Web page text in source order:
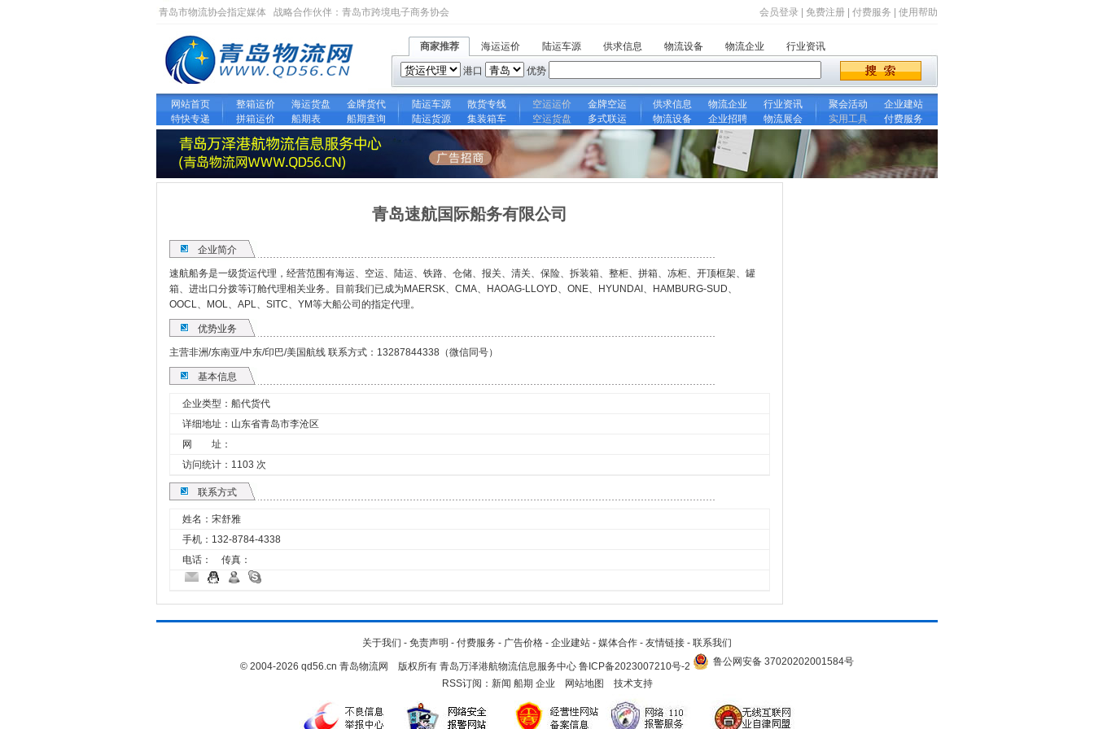
青岛市物流协会指定媒体 战略合作伙伴： 青岛市跨境电子商务协会 会员登录 免费注册 付费服务 使用帮助
商家推荐 海运运价 陆运车源 供求信息 物流设备 物流企业 行业资讯
港口 优势
网站首页 整箱运价 海运货盘 金牌货代 陆运车源 散货专线 空运运价 金牌空运 供求信息 物流企业 行业资讯 聚会活动
企业建站
特快专递
拼箱运价 船期表 船期查询 陆运货源 集装箱车 空运货盘 多式联运 物流设备 企业招聘 物流展会 实用工具 付费服务
青岛速航国际船务有限公司
企业简介
速航船务是一级货运代理，经营范围有海运、空运、陆运、铁路、仓储、报关、清关、保险、拆装箱、整柜、拼箱、冻柜、开顶框架、罐
箱、进出口分拨等订舱代理相关业务。目前我们已成为MAERSK、CMA、HAOAG-LLOYD、ONE、HYUNDAI、HAMBURG-SUD、
OOCL、MOL、APL、SITC、YM等大船公司的指定代理。
优势业务
主营非洲/东南亚/中东/印巴/美国航线 联系方式：13287844338（微信同号）
基本信息
企业类型：船代货代
详细地址：山东省青岛市李沧区
网 址：
访问统计：1103 次
联系方式
姓名：宋舒雅
手机： 132-8784-4338
电话： 传真：
关于我们 - 免责声明 - 付费服务 - 广告价格 - 企业建站 - 媒体合作 - 友情链接 - 联系我们
© 2004-2026 qd56.cn 青岛物流网 版权所有 青岛万泽港航物流信息服务中心 鲁ICP备2023007210号-2
鲁公网安备 37020202001584号
RSS订阅： 新闻 船期 企业 网站地图 技术支持